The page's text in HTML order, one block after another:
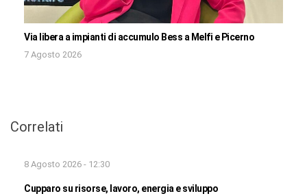
Via libera a impianti di accumulo Bess a Melfi e Picerno
7 Agosto 2026
Correlati
8 Agosto 2026 - 12:30
Cupparo su risorse, lavoro, energia e sviluppo